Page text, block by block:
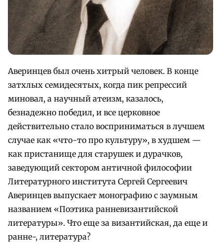
Аверинцев был очень хитрый человек. В конце
затхлых семидесятых, когда пик репрессий
миновал, а научный атеизм, казалось,
безнадежно победил, и все церковное
действительно стало восприниматься в лучшем
случае как «что-то про культуру», в худшем —
как пристанище для старушек и дурачков,
заведующий сектором античной философии
Литературного института Сергей Сергеевич
Аверинцев выпускает монографию с заумным
названием «Поэтика ранневизантийской
литературы». Что еще за византийская, да еще и
ранне-, литература?